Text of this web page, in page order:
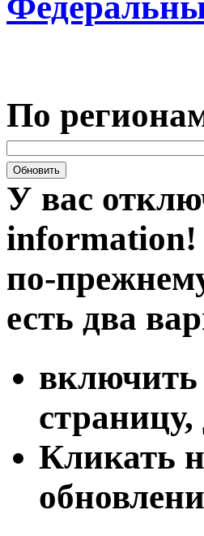
По
У вас
information!
по-
есть два
Кликать